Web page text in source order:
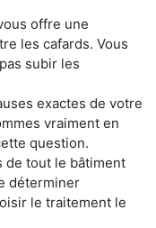
offre une
les cafards. Vous
subir les
exactes de votre
vraiment en
question.
de tout le bâtiment
déterminer
le traitement le